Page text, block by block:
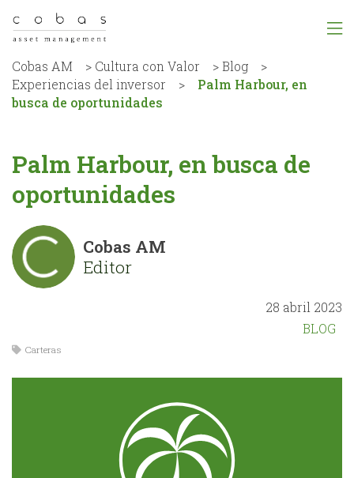
Cobas AM > Cultura con Valor >Blog
>
Experiencias del inversor
>
Palm Harbour, en
busca de oportunidades
Palm Harbour, en busca de
oportunidades
Cobas AM
Editor
28 abril 2023
BLOG
Carteras